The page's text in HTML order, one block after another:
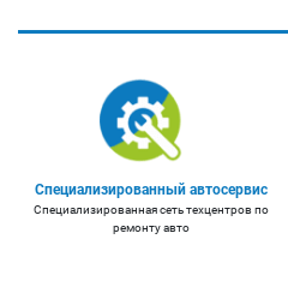
Специализированный автосервис
Специализированная сеть техцентров по
ремонту авто